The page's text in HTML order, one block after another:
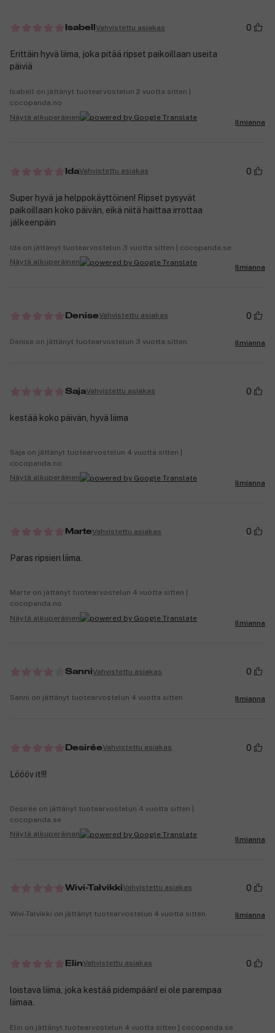
Isabell Vahvistettu asiakas 0
Erittäin hyvä liima, joka pitää ripset paikoillaan useita
päiviä
Isabell on jättänyt tuotearvostelun 2 vuotta sitten |
cocopanda.no
Näytä alkuperäinen
Ilmianna
IdaVahvistettu asiakas 0
Super hyvä ja helppokäyttöinen! Ripset pysyvät
paikoillaan koko päivän, eikä niitä haittaa irrottaa
jälkeenpäin
Ida on jättänyt tuotearvostelun 3 vuotta sitten | cocopanda.se
Näytä alkuperäinen
Ilmianna
DeniseVahvistettu asiakas 0
Denise on jättänyt tuotearvostelun 3 vuotta sitten Ilmianna
SajaVahvistettu asiakas 0
kestää koko päivän, hyvä liima
Saja on jättänyt tuotearvostelun 4 vuotta sitten |
cocopanda.no
Näytä alkuperäinen
Ilmianna
MarteVahvistettu asiakas 0
Paras ripsien liima.
Marte on jättänyt tuotearvostelun 4 vuotta sitten |
cocopanda.no
Näytä alkuperäinen
Ilmianna
SanniVahvistettu asiakas 0
Sanni on jättänyt tuotearvostelun 4 vuotta sitten Ilmianna
DesiréeVahvistettu asiakas 0
Löööv it!!!
Desirée on jättänyt tuotearvostelun 4 vuotta sitten |
cocopanda.se
Näytä alkuperäinen
Ilmianna
Wivi-TalvikkiVahvistettu asiakas 0
Wivi-Talvikki on jättänyt tuotearvostelun 4 vuotta sitten Ilmianna
ElinVahvistettu asiakas 0
loistava liima, joka kestää pidempään! ei ole parempaa
liimaa.
Elin on jättänyt tuotearvostelun 4 vuotta sitten | cocopanda.se